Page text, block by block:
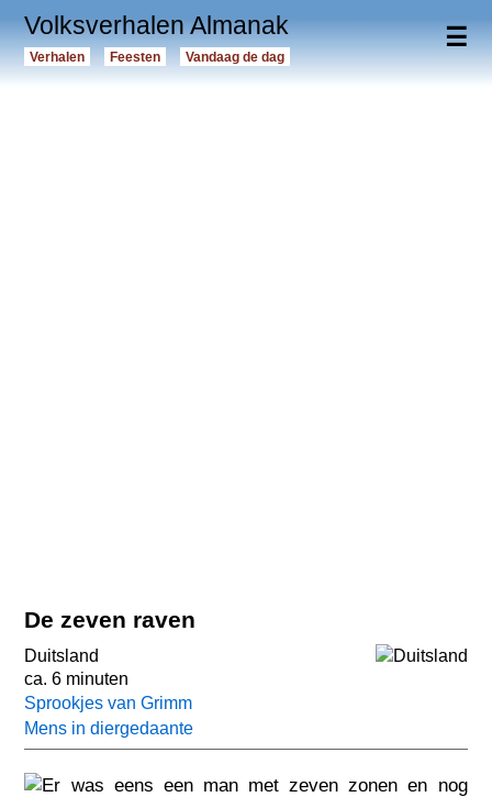
☰
Volksverhalen Almanak
Verhalen Feesten Vandaag de dag
De zeven raven
Duitsland
ca. 6 minuten
Sprookjes van Grimm
Mens in diergedaante
Er was eens een man met zeven zonen en nog